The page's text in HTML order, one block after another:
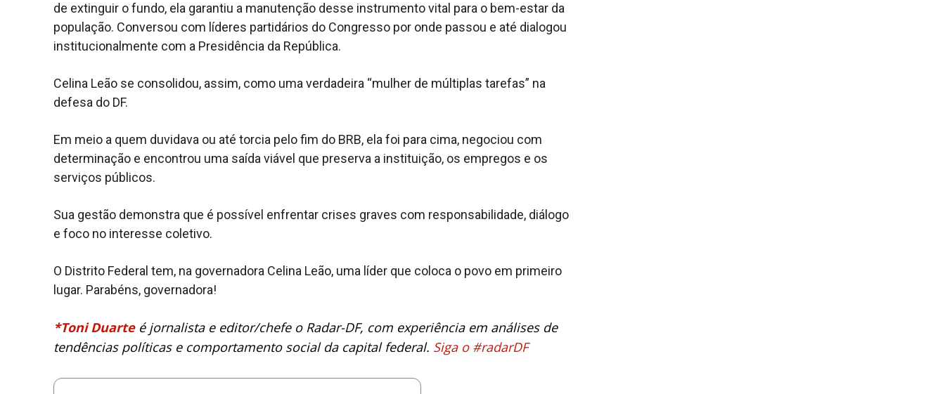
de extinguir o fundo, ela garantiu a manutenção desse instrumento vital para o bem-estar da
população. Conversou com líderes partidários do Congresso por onde passou e até dialogou
institucionalmente com a Presidência da República.
Celina Leão se consolidou, assim, como uma verdadeira “mulher de múltiplas tarefas” na
defesa do DF.
Em meio a quem duvidava ou até torcia pelo fim do BRB, ela foi para cima, negociou com
determinação e encontrou uma saída viável que preserva a instituição, os empregos e os
serviços públicos.
Sua gestão demonstra que é possível enfrentar crises graves com responsabilidade, diálogo
e foco no interesse coletivo.
O Distrito Federal tem, na governadora Celina Leão, uma líder que coloca o povo em primeiro
lugar. Parabéns, governadora!
*Toni Duarteé jornalista e editor/chefe o Radar-DF, com experiência em análises de
tendências políticas e comportamento social da capital federal. Siga o #radarDF